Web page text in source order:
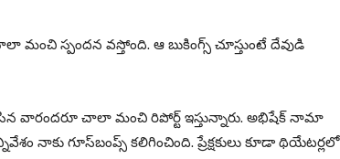
స్పందన వస్తోంది. ఆ బుకింగ్స్ చూస్తుంటే దేవుడి
వారందరూ చాలా మంచి రిపోర్ట్ ఇస్తున్నారు. అభిషేక్ నామా
నాకు గూస్‌బంప్స్ కలిగించింది. ప్రేక్షకులు కూడా థియేటర్లలో